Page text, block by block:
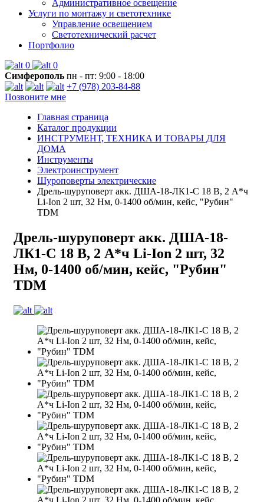
Административное освещение
Услуги по монтажу и светотехнике
Управление освещением
Светотехнический расчет
Портфолио
0
0
Симферополь пн - пт: 9:00 - 18:00
+7 (978) 203-84-88
Позвоните мне
Главная страница
Каталог продукции
ИНСТРУМЕНТ, ТЕХНИКА И ТОВАРЫ ДЛЯ
ДОМА
Инструменты
Электроинструмент
Шуроповерты электрические
Дрель-шуруповерт акк. ДША-18-ЛК1-С 18 В, 2 А*ч
Li-Ion 2 шт, 32 Нм, 0-1400 об/мин, кейс, "Рубин"
TDM
Дрель-шуруповерт акк. ДША-18-
ЛК1-С 18 В, 2 А*ч Li-Ion 2 шт, 32
Нм, 0-1400 об/мин, кейс, "Рубин"
TDM